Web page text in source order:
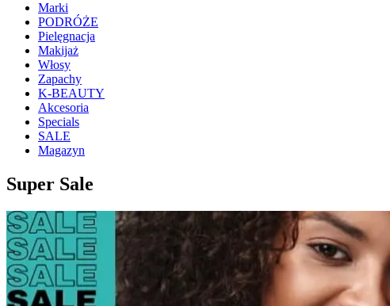
Marki
PODRÓŻE
Pielęgnacja
Makijaż
Włosy
Zapachy
K-BEAUTY
Akcesoria
Specials
SALE
Magazyn
Super Sale